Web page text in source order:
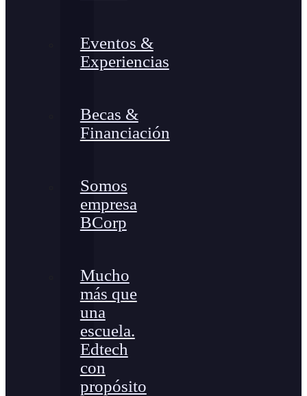
Eventos &
Experiencias
Becas &
Financiación
Somos
empresa
BCorp
Mucho
más que
una
escuela.
Edtech
con
propósito